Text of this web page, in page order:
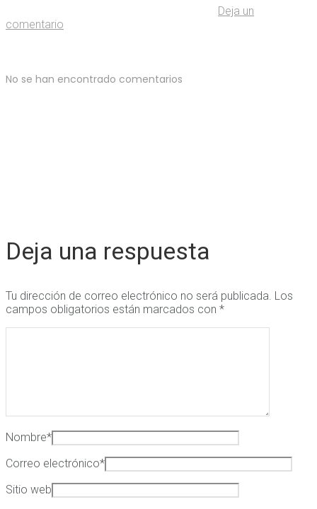
Deja un
comentario
No se han encontrado comentarios
Deja una respuesta
Tu dirección de correo electrónico no será publicada. Los
campos obligatorios están marcados con *
Nombre*
Correo electrónico*
Sitio web